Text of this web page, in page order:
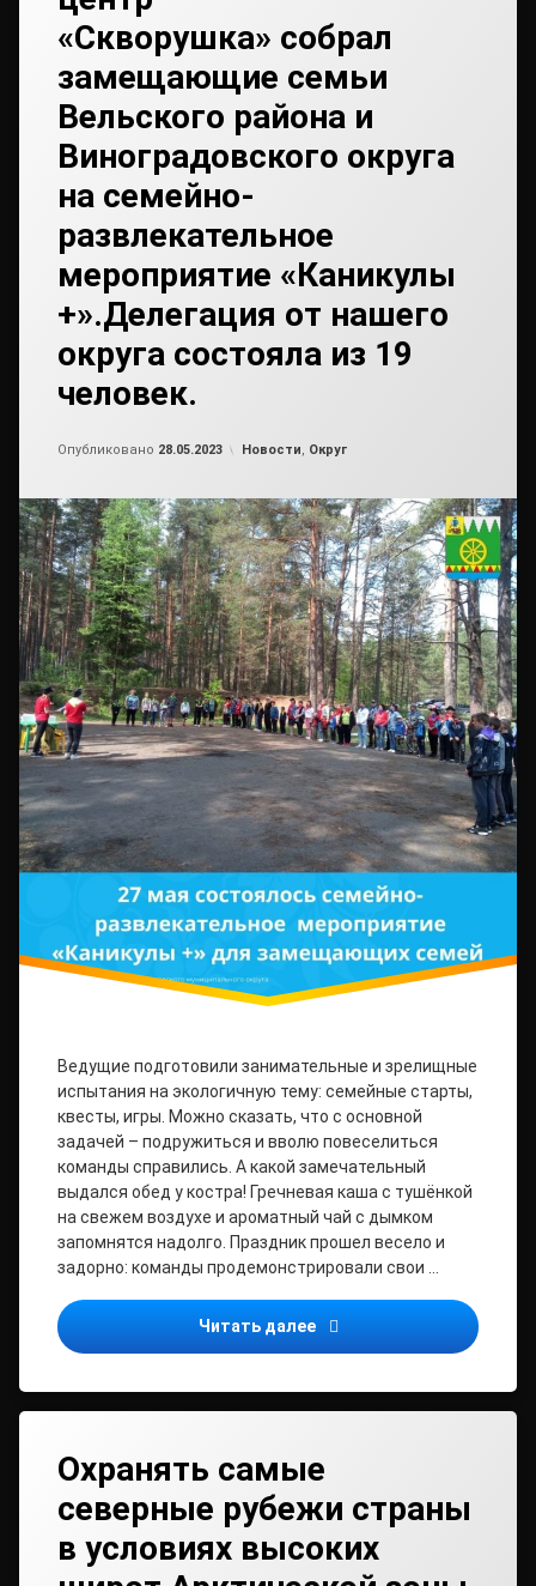
«Скворушка» собрал
замещающие семьи
Вельского района и
Виноградовского округа
на семейно-
развлекательное
мероприятие «Каникулы
+».Делегация от нашего
округа состояла из 19
человек.
Опубликовано 28.05.2023 Рубрики:
Новости, Округ
Ведущие подготовили занимательные и зрелищные
испытания на экологичную тему: семейные старты,
квесты, игры. Можно сказать, что с основной
задачей – подружиться и вволю повеселиться
команды справились. А какой замечательный
выдался обед у костра! Гречневая каша с тушёнкой
на свежем воздухе и ароматный чай с дымком
запомнятся надолго. Праздник прошел весело и
задорно: команды продемонстрировали свои …
Читать далее 27 мая, в преддверии
Охранять самые
северные рубежи страны
в условиях высоких